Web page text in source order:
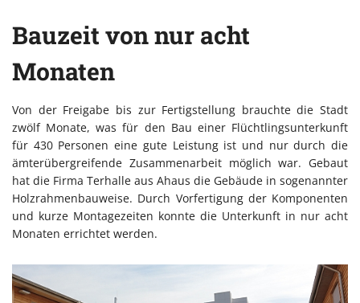
Bauzeit von nur acht
Monaten
Von der Freigabe bis zur Fertigstellung brauchte die Stadt
zwölf Monate, was für den Bau einer Flüchtlingsunterkunft
für 430 Personen eine gute Leistung ist und nur durch die
ämterübergreifende Zusammenarbeit möglich war. Gebaut
hat die Firma Terhalle aus Ahaus die Gebäude in sogenannter
Holzrahmenbauweise. Durch Vorfertigung der Komponenten
und kurze Montagezeiten konnte die Unterkunft in nur acht
Monaten errichtet werden.